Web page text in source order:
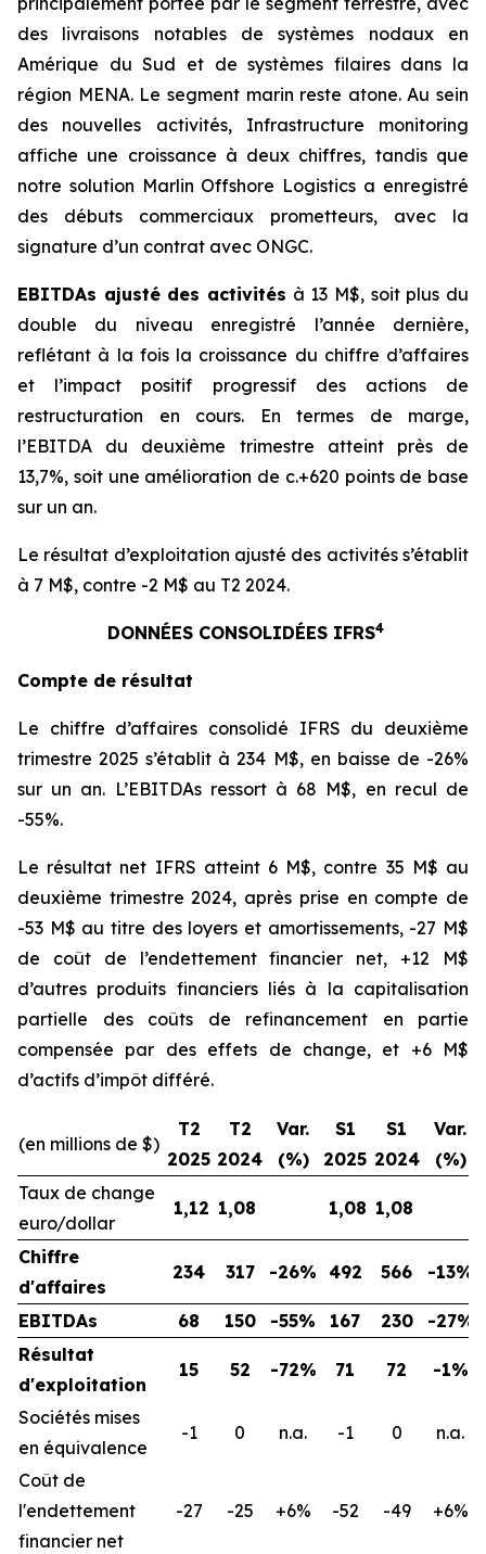
des livraisons notables de systèmes nodaux en
Amérique du Sud et de systèmes filaires dans la
région MENA. Le segment marin reste atone. Au sein
des nouvelles activités, Infrastructure monitoring
affiche une croissance à deux chiffres, tandis que
notre solution Marlin Offshore Logistics a enregistré
des débuts commerciaux prometteurs, avec la
signature d’un contrat avec ONGC.
EBITDAs ajusté des activités à 13 M$, soit plus du
double du niveau enregistré l’année dernière,
reflétant à la fois la croissance du chiffre d’affaires
et l’impact positif progressif des actions de
restructuration en cours. En termes de marge,
l’EBITDA du deuxième trimestre atteint près de
13,7%, soit une amélioration de c.+620 points de base
sur un an.
Le résultat d’exploitation ajusté des activités s’établit
à 7 M$, contre -2 M$ au T2 2024.
DONNÉES CONSOLIDÉES IFRS4
Compte de résultat
Le chiffre d’affaires consolidé IFRS du deuxième
trimestre 2025 s’établit à 234 M$, en baisse de -26%
sur un an. L’EBITDAs ressort à 68 M$, en recul de
-55%.
Le résultat net IFRS atteint 6 M$, contre 35 M$ au
deuxième trimestre 2024, après prise en compte de
-53 M$ au titre des loyers et amortissements, -27 M$
de coût de l’endettement financier net, +12 M$
d’autres produits financiers liés à la capitalisation
partielle des coûts de refinancement en partie
compensée par des effets de change, et +6 M$
d’actifs d’impôt différé.
(en millions de $)
T2
2025
T2
2024
Var.
(%)
S1
2025
S1
2024
Var.
(%)
Taux de change
euro/dollar
1,12 1,08 1,08 1,08
Chiffre
d'affaires
234 317 -26% 492 566 -13%
EBITDAs 68 150 -55% 167 230
-27%
Résultat
d'exploitation
15 52 -72% 71 72 -1%
Sociétés mises
en équivalence
-1 0 n.a. -1 0 n.a.
Coût de
l'endettement
financier net
-27 -25 +6% -52 -49 +6%